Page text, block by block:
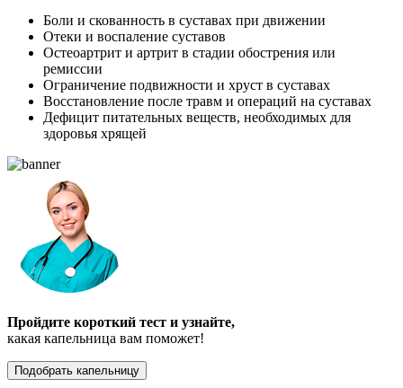
Боли и скованность в суставах при движении
Отеки и воспаление суставов
Остеоартрит и артрит в стадии обострения или
ремиссии
Ограничение подвижности и хруст в суставах
Восстановление после травм и операций на суставах
Дефицит питательных веществ, необходимых для
здоровья хрящей
Пройдите короткий тест и узнайте,
какая капельница вам поможет!
Подобрать капельницу